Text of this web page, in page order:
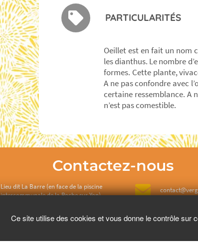
PARTICULARITÉS
Oeillet est en fait un nom
les dianthus. Le nombre
formes. Cette plante,
A ne pas confondre avec
certaine ressemblance. A
n’est pas comestible.
Contactez-nous
Lieu dit La Barre (en face de la piscine
intercommunale de la Roche sur Yon)
02 28 97 60 55
Ce site utilise des cookies et vous donne le contrôle sur